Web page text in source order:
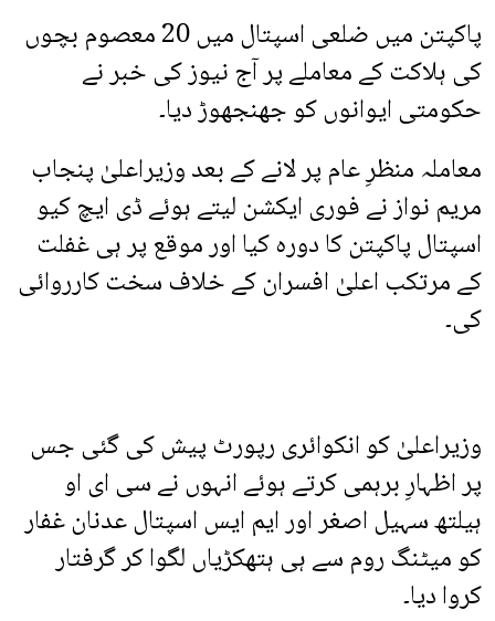
پاکپتن میں ضلعی اسپتال میں 20 معصوم بچوں
کی ہلاکت کے معاملے پر آج نیوز کی خبر نے
حکومتی ایوانوں کو جھنجھوڑ دیا۔
معاملہ منظرِ عام پر لانے کے بعد وزیراعلیٰ پنجاب
مریم نواز نے فوری ایکشن لیتے ہوئے ڈی ایچ کیو
اسپتال پاکپتن کا دورہ کیا اور موقع پر ہی غفلت
کے مرتکب اعلیٰ افسران کے خلاف سخت کارروائی
کی۔
وزیراعلیٰ کو انکوائری رپورٹ پیش کی گئی جس
پر اظہارِ برہمی کرتے ہوئے انہوں نے سی ای او
ہیلتھ سہیل اصغر اور ایم ایس اسپتال عدنان غفار
کو میٹنگ روم سے ہی ہتھکڑیاں لگوا کر گرفتار
کروا دیا۔